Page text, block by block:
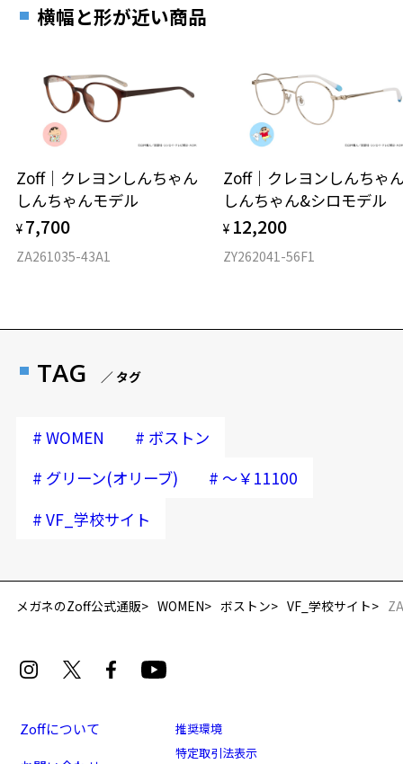
に。
『CLASSIC』
【デザイン】
こなれ感のあるコンビフレーム。
細めのフロントと太めのテンプルがシックで落ち着いた印象に。
フロントのメタルパーツがアクセントをプラスします。
男女問わずお使いいただけます。
けでトレンドのスタイルにアップデートしてくれます。
横幅と形が近い商品
Zoff｜クレヨンしんちゃん
しんちゃんモデル
¥ 7,700
ZA261035-43A1
Zoff｜クレヨンしんち
しんちゃん&シロモデル
¥ 12,200
ZY262041-56F1
TAG ／ タグ
# WOMEN # ボストン
# グリーン(オリーブ) # ～￥11100
# VF_学校サイト
メガネのZoff公式通販 WOMEN ボストン VF_学校サイト
Zoffについて
推奨環境
特定取引法表示